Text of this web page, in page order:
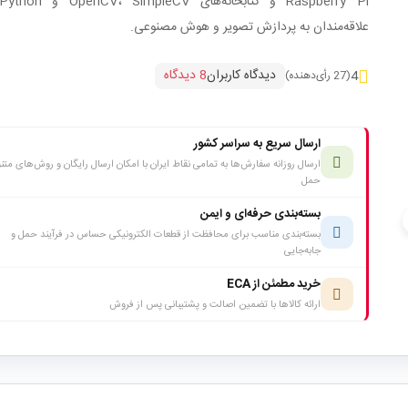
علاقه‌مندان به پردازش تصویر و هوش مصنوعی.
4(27 رأی‌دهنده) دیدگاه کاربران8 دیدگاه
ارسال سریع به سراسر کشور
ارسال روزانه سفارش‌ها به تمامی نقاط ایران با امکان ارسال رایگان و روش‌های
حمل
بسته‌بندی حرفه‌ای و ایمن
بسته‌بندی مناسب برای محافظت از قطعات الکترونیکی حساس در فرآیند حمل و
جابه‌جایی
خرید مطمئن از ECA
ارائه کالاها با تضمین اصالت و پشتیبانی پس از فروش